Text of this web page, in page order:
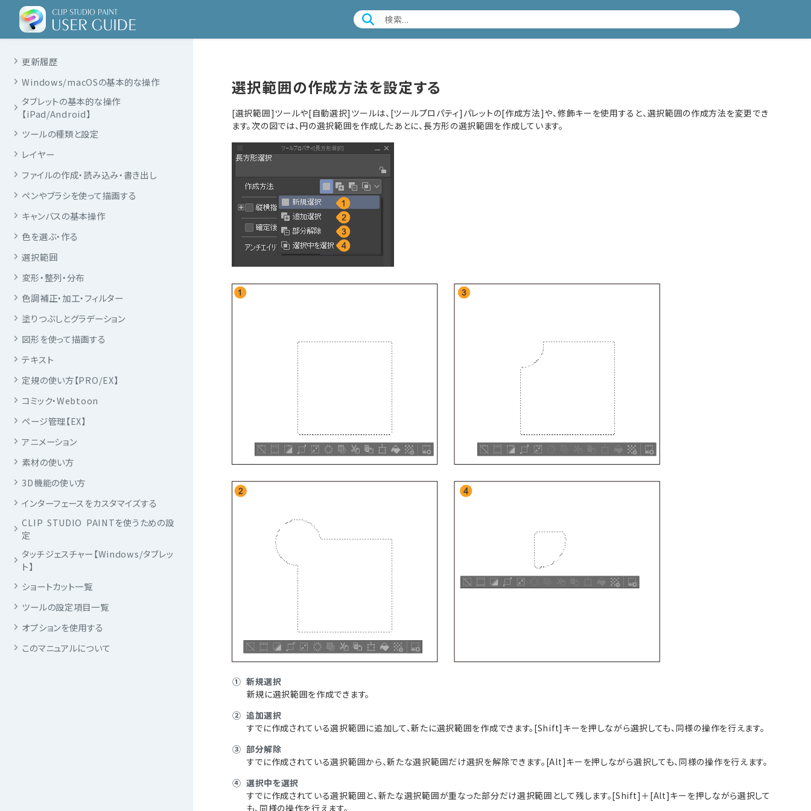
更新履歴
Windows/macOSの基本的な操作
タブレットの基本的な操作
【iPad/Android】
ツールの種類と設定
レイヤー
ファイルの作成・読み込み・書き出し
ペンやブラシを使って描画する
キャンバスの基本操作
色を選ぶ・作る
選択範囲
変形・整列・分布
色調補正・加工・フィルター
塗りつぶしとグラデーション
図形を使って描画する
テキスト
定規の使い方【PRO/EX】
コミック・Webtoon
ページ管理【EX】
アニメーション
素材の使い方
3D機能の使い方
インターフェースをカスタマイズする
CLIP STUDIO PAINTを使うための設
定
タッチジェスチャー【Windows/タブレッ
ト】
ショートカット一覧
ツールの設定項目一覧
オプションを使用する
このマニュアルについて
選択範囲の作成方法を設定する
[選択範囲]ツールや[自動選択]ツールは、[ツールプロパティ]パレットの[作成方法]や、修飾キーを使用すると、選択範囲の作成方法を変更でき
ます。次の図では、円の選択範囲を作成したあとに、長方形の選択範囲を作成しています。
① 新規選択
新規に選択範囲を作成できます。
② 追加選択
すでに作成されている選択範囲に追加して、新たに選択範囲を作成できます。[Shift]キーを押しながら選択しても、同様の操作を行えます。
③ 部分解除
すでに作成されている選択範囲から、新たな選択範囲だけ選択を解除できます。[Alt]キーを押しながら選択しても、同様の操作を行えます。
④ 選択中を選択
すでに作成されている選択範囲と、新たな選択範囲が重なった部分だけ選択範囲として残します。[Shift]＋[Alt]キーを押しながら選択して
も、同様の操作を行えます。